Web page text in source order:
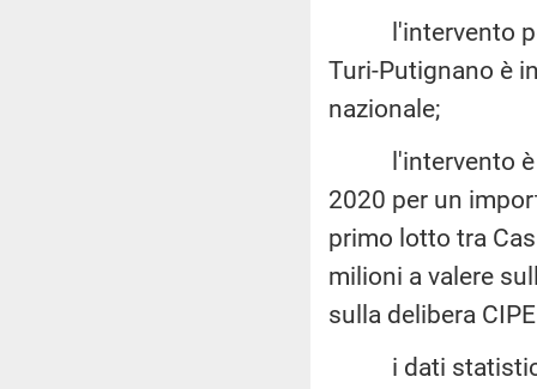
l'intervento per
Turi-Putignano è
nazionale;
l'intervento è
2020 per un
primo lotto tra
milioni a valere
sulla delibera
i dati statistici